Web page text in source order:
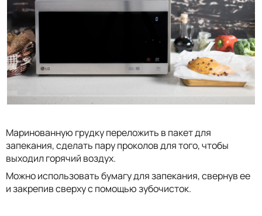
Маринованную грудку переложить в пакет для
запекания, сделать пару проколов для того, чтобы
выходил горячий воздух.
Можно использовать бумагу для запекания, свернув ее
и закрепив сверху с помощью зубочисток.